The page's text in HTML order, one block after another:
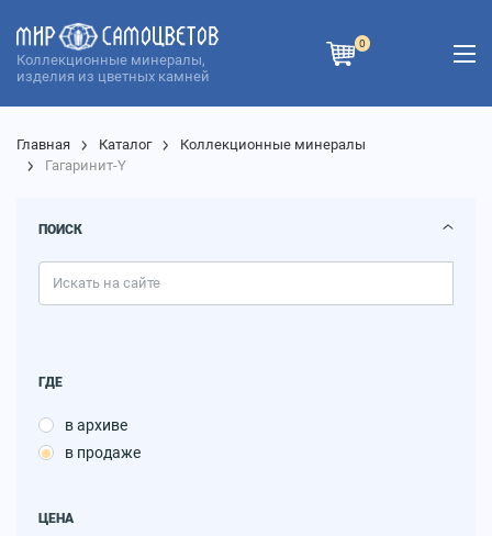
Коллекционные минералы,
изделия из цветных камней
0
Главная Каталог
Коллекционные минералы
Гагаринит-Y
ПОИСК
ГДЕ
в архиве
в продаже
ЦЕНА